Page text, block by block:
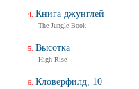
Книга джунглей
The Jungle Book
Высотка
High-Rise
Кловерфилд, 10